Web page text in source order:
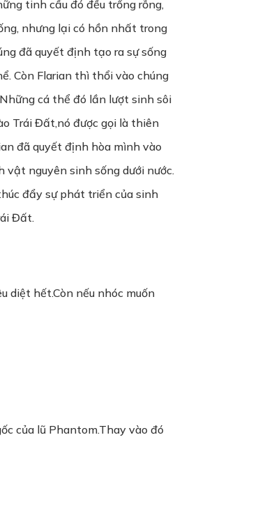
tinh cầu đó đều trống rỗng,
nhưng lại có hồn nhất trong
đã quyết định tạo ra sự sống
Còn Flarian thì thổi vào chúng
cá thể đó lần lượt sinh sôi
Trái Đất,nó được gọi là thiên
đã quyết định hòa mình vào
nguyên sinh sống dưới nước.
đẩy sự phát triển của sinh
Đất.
diệt hết.Còn nếu nhóc muốn
của lũ Phantom.Thay vào đó